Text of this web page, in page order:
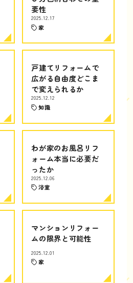
要性
2025.12.17
家
戸建てリフォームで
広がる自由度どこま
で変えられるか
2025.12.12
知識
わが家のお風呂リフ
ォーム本当に必要だ
ったか
2025.12.06
浴室
マンションリフォー
ムの限界と可能性
2025.12.01
家